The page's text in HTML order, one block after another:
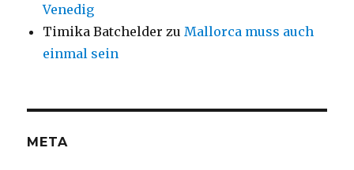
Venedig
Timika Batchelder zu Mallorca muss auch
einmal sein
META